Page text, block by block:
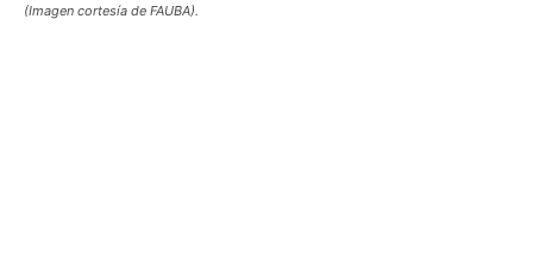
(Imagen cortesía de FAUBA).